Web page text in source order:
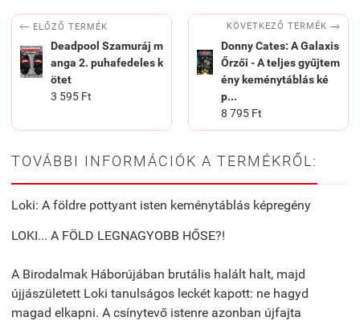
 ELŐZŐ TERMÉK
Deadpool Szamuráj m
anga 2. puhafedeles k
ötet
3 595 Ft
KÖVETKEZŐ TERMÉK 
Donny Cates: A Galaxis
Őrzői - A teljes gyűjtem
ény keménytáblás ké
p...
8 795 Ft
TOVÁBBI INFORMÁCIÓK A TERMÉKRŐL:
Loki: A földre pottyant isten keménytáblás képregény
LOKI... A FÖLD LEGNAGYOBB HŐSE?!
A Birodalmak Háborújában brutális halált halt, majd
újjászületett Loki tanulságos leckét kapott: ne hagyd
magad elkapni. A csínytevő istenre azonban újfajta